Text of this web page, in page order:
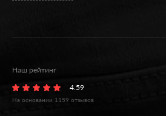
Наш рейтинг
4.59
На основании 1159 отзывов